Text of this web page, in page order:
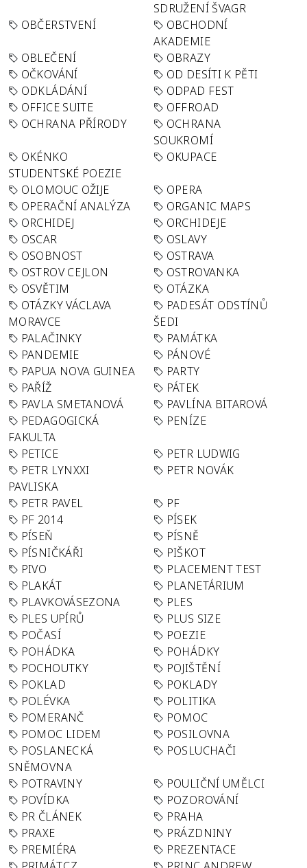
SDRUŽENÍ ŠVAGR
OBČERSTVENÍ
OBCHODNÍ
AKADEMIE
OBLEČENÍ
OBRAZY
OČKOVÁNÍ
OD DESÍTI K PĚTI
ODKLÁDÁNÍ
ODPAD FEST
OFFICE SUITE
OFFROAD
OCHRANA PŘÍRODY
OCHRANA
SOUKROMÍ
OKÉNKO
STUDENTSKÉ POEZIE
OKUPACE
OLOMOUC OŽIJE
OPERA
OPERAČNÍ ANALÝZA
ORGANIC MAPS
ORCHIDEJ
ORCHIDEJE
OSCAR
OSLAVY
OSOBNOST
OSTRAVA
OSTROV CEJLON
OSTROVANKA
OSVĚTIM
OTÁZKA
OTÁZKY VÁCLAVA
MORAVCE
PADESÁT ODSTÍNŮ
ŠEDI
PALAČINKY
PAMÁTKA
PANDEMIE
PÁNOVÉ
PAPUA NOVA GUINEA
PARTY
PAŘÍŽ
PÁTEK
PAVLA SMETANOVÁ
PAVLÍNA BITAROVÁ
PEDAGOGICKÁ
FAKULTA
PENÍZE
PETICE
PETR LUDWIG
PETR LYNXXI
PAVLISKA
PETR NOVÁK
PETR PAVEL
PF
PF 2014
PÍSEK
PÍSEŇ
PÍSNĚ
PÍSNIČKÁŘI
PIŠKOT
PIVO
PLACEMENT TEST
PLAKÁT
PLANETÁRIUM
PLAVKOVÁSEZONA
PLES
PLES UPÍRŮ
PLUS SIZE
POČASÍ
POEZIE
POHÁDKA
POHÁDKY
POCHOUTKY
POJIŠTĚNÍ
POKLAD
POKLADY
POLÉVKA
POLITIKA
POMERANČ
POMOC
POMOC LIDEM
POSILOVNA
POSLANECKÁ
SNĚMOVNA
POSLUCHAČI
POTRAVINY
POULIČNÍ UMĚLCI
POVÍDKA
POZOROVÁNÍ
PR ČLÁNEK
PRAHA
PRAXE
PRÁZDNINY
PREMIÉRA
PREZENTACE